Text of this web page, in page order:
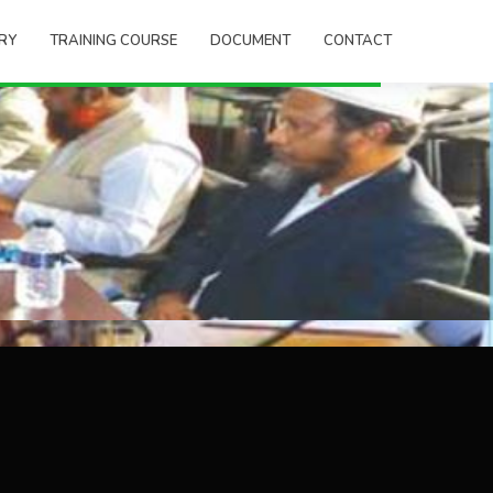
TRAINING COURSE DOCUMENT CONTACT
অক্টোবর’ ২০১৩ তারিখে বাংলাদেশ ইন্স্যুরেন্স এসোসিয়েশন